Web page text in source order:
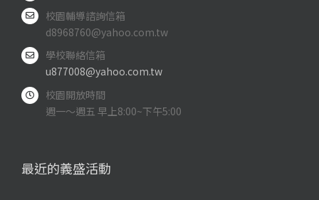
校園輔導諮詢信箱
d8968760@yahoo.com.tw
學校聯絡信箱
u877008@yahoo.com.tw
校園開放時間
週一～週五 早上8:00~下午5:00
最近的義盛活動